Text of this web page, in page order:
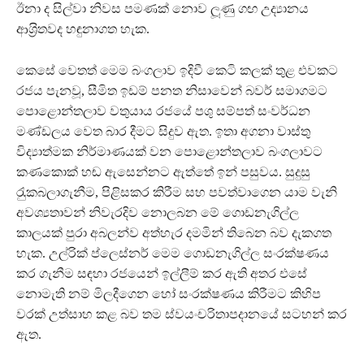
ඊනා ද සිල්වා නිවස පමණක් නොව ලූණු ගඟ උද්‍යානය
ආශ‍්‍රිතවද හඳුනාගත හැක.
කෙසේ වෙතත් මෙම බංගලාව ඉදිවී කෙටි කලක් තුළ එවකට
රජය පැනවූ, සීමිත ඉඩම් පනත නිසාවෙන් බවර් සමාගමට
පොළොන්තලාව වතුයාය රජයේ පශු සම්පත් සංවර්ධන
මණ්ඩලය වෙත බාර දීමට සිදුව ඇත. ඉතා අගනා වාස්තු
විද්‍යාත්මක නිර්මාණයක් වන පොළොන්තලාව බංගලාවට
කණකොක් හඬ ඇසෙන්නට ඇත්තේ ඉන් පසුවය. සුදුසු
රැුකබලාගැනීම, පිළිසකර කිරීම සහ පවත්වාගෙන යාම වැනි
අවශ්‍යතාවන් නිවැරදිව නොලබන මේ ගොඩනැගිල්ල
කාලයක් පුරා අබලන්ව අත්හැර දමමින් තිබෙන බව දැකගත
හැක. උල්රික් ප්ලෙස්නර් මෙම ගොඩනැගිල්ල සංරක්ෂණය
කර ගැනීම සඳහා රජයෙන් ඉල්ලීම් කර ඇති අතර එසේ
නොමැති නම් මිලදීගෙන හෝ සංරක්ෂණය කිරීමට කිහිප
වරක් උත්සාහ කළ බව තම ස්වයංචරිතාපදානයේ සටහන් කර
ඇත.